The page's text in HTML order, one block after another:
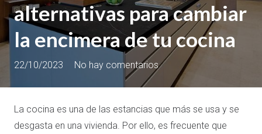
alternativas para cambiar
la encimera de tu cocina
22/10/2023 No hay comentarios
La cocina es una de las estancias que más se usa y se
desgasta en una vivienda. Por ello, es frecuente que